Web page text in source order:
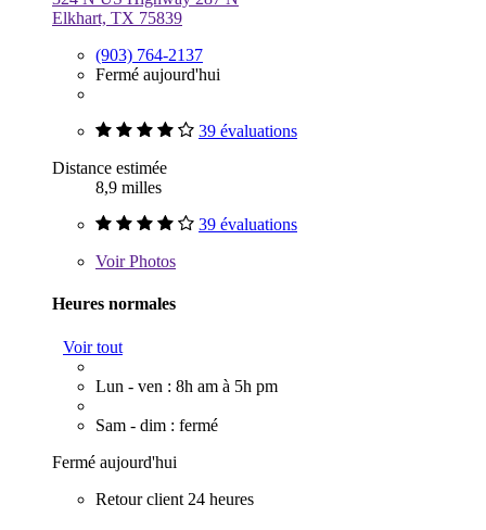
Elkhart, TX 75839
(903) 764-2137
Fermé aujourd'hui
39 évaluations
Distance estimée
8,9 milles
39 évaluations
VoirPhotos
Heures normales
Voir tout
Lun - ven : 8h am à 5h pm
Sam - dim : fermé
Fermé aujourd'hui
Retour client 24 heures